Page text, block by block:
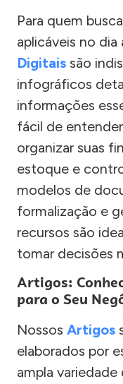
Para quem
aplicáveis no dia
Digitais são
infográficos
informações
fácil de
organizar suas
estoque e
modelos de
formalização e
recursos são
tomar decisões
Artigos:
para o Seu
Nossos Artigos
elaborados por
ampla